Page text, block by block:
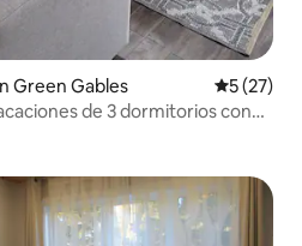
Green Gables
5 (27)
de 3 dormitorios con